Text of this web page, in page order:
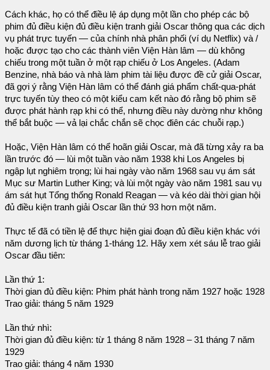
Cách khác, họ có thể điều lệ áp dụng một lần cho phép các bộ
phim đủ điều kiện đủ điều kiện tranh giải Oscar thông qua các dịch
vụ phát trực tuyến — của chính nhà phân phối (ví dụ Netflix) và /
hoặc được tạo cho các thành viên Viện Hàn lâm — dù không
chiếu trong một tuần ở một rạp chiếu ở Los Angeles. (Adam
Benzine, nhà báo và nhà làm phim tài liệu được đề cử giải Oscar,
đã gợi ý rằng Viện Hàn lâm có thể đánh giá phẩm chất-qua-phát
trực tuyến tùy theo có một kiểu cam kết nào đó rằng bộ phim sẽ
được phát hành rạp khi có thể, nhưng điều này dường như không
thể bắt buộc — vả lại chắc chắn sẽ chọc điên các chuỗi rạp.)
Hoặc, Viện Hàn lâm có thể hoãn giải Oscar, mà đã từng xảy ra ba
lần trước đó — lùi một tuần vào năm 1938 khi Los Angeles bị
ngập lụt nghiêm trọng; lùi hai ngày vào năm 1968 sau vụ ám sát
Mục sư Martin Luther King; và lùi một ngày vào năm 1981 sau vụ
ám sát hụt Tổng thống Ronald Reagan — và kéo dài thời gian hội
đủ điều kiện tranh giải Oscar lần thứ 93 hơn một năm.
Thực tế đã có tiền lệ để thực hiện giai đoạn đủ điều kiện khác với
năm dương lịch từ tháng 1-tháng 12. Hãy xem xét sáu lễ trao giải
Oscar đầu tiên:
Lần thứ 1:
Thời gian đủ điều kiện: Phim phát hành trong năm 1927 hoặc 1928
Trao giải: tháng 5 năm 1929
Lần thứ nhì:
Thời gian đủ điều kiện: từ 1 tháng 8 năm 1928 – 31 tháng 7 năm
1929
Trao giải: tháng 4 năm 1930